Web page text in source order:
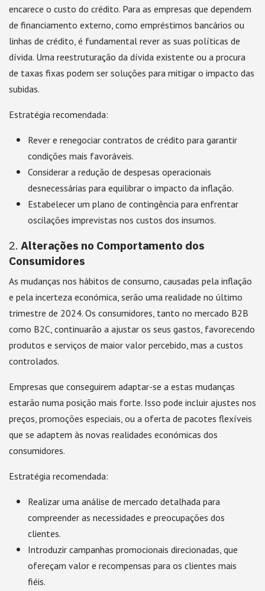
encarece o custo do crédito. Para as empresas que dependem
de financiamento externo, como empréstimos bancários ou
linhas de crédito, é fundamental rever as suas políticas de
dívida. Uma reestruturação da dívida existente ou a procura
de taxas fixas podem ser soluções para mitigar o impacto das
subidas.
Estratégia recomendada:
Rever e renegociar contratos de crédito para garantir
condições mais favoráveis.
Considerar a redução de despesas operacionais
desnecessárias para equilibrar o impacto da inflação.
Estabelecer um plano de contingência para enfrentar
oscilações imprevistas nos custos dos insumos.
2. Alterações no Comportamento dos
Consumidores
As mudanças nos hábitos de consumo, causadas pela inflação
e pela incerteza económica, serão uma realidade no último
trimestre de 2024. Os consumidores, tanto no mercado B2B
como B2C, continuarão a ajustar os seus gastos, favorecendo
produtos e serviços de maior valor percebido, mas a custos
controlados.
Empresas que conseguirem adaptar-se a estas mudanças
estarão numa posição mais forte. Isso pode incluir ajustes nos
preços, promoções especiais, ou a oferta de pacotes flexíveis
que se adaptem às novas realidades económicas dos
consumidores.
Estratégia recomendada:
Realizar uma análise de mercado detalhada para
compreender as necessidades e preocupações dos
clientes.
Introduzir campanhas promocionais direcionadas, que
ofereçam valor e recompensas para os clientes mais
fiéis.